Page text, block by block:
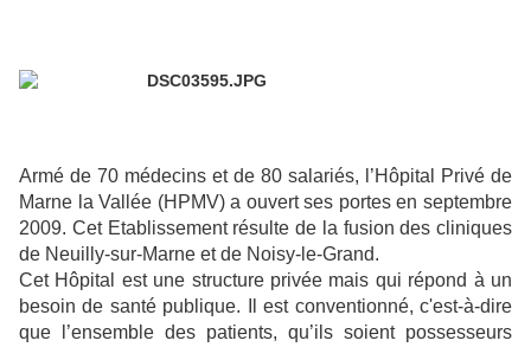
Armé de 70 médecins et de 80 salariés, l’Hôpital Privé de
Marne la Vallée (HPMV) a ouvert ses portes en septembre
2009. Cet Etablissement résulte de la fusion des cliniques
de Neuilly-sur-Marne et de Noisy-le-Grand.
Cet Hôpital est une structure privée mais qui répond à un
besoin de santé publique. Il est conventionné, c'est-à-dire
que l’ensemble des patients, qu’ils soient possesseurs